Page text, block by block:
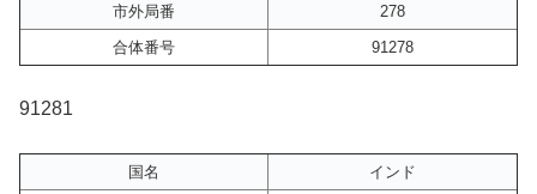
市外局番
278
合体番号
91278
91281
国名
インド